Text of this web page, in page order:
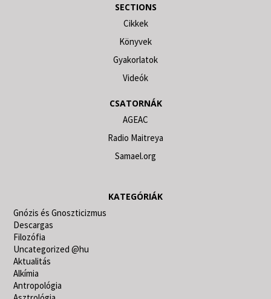
SECTIONS
Cikkek
Könyvek
Gyakorlatok
Videók
CSATORNÁK
AGEAC
Radio Maitreya
Samael.org
KATEGÓRIÁK
Gnózis és Gnoszticizmus
Descargas
Filozófia
Uncategorized @hu
Aktualitás
Alkímia
Antropológia